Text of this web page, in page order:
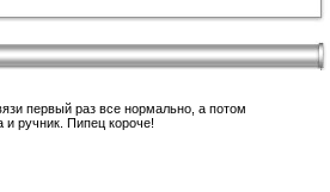
первый раз все нормально, а потом
ручник. Пипец короче!